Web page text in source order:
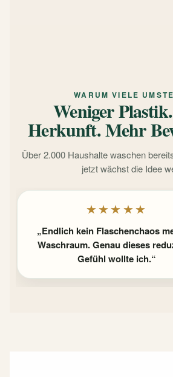
WARUM VIELE
Weniger
Herkunft. Mehr
Über 2.000 Haushalte waschen
jetzt wächst die Idee
★★★★★
„Endlich kein Flaschenchaos
Waschraum. Genau dieses
Gefühl wollte ich.“